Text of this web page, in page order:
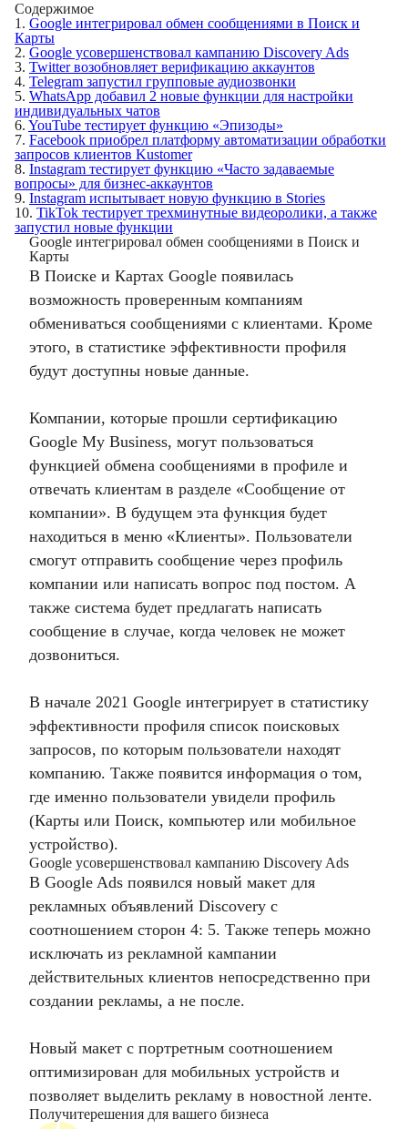
Содержимое
1. Google интегрировал обмен сообщениями в Поиск и
Карты
2. Google усовершенствовал кампанию Discovery Ads
3. Twitter возобновляет верификацию аккаунтов
4. Telegram запустил групповые аудиозвонки
5. WhatsApp добавил 2 новые функции для настройки
индивидуальных чатов
6. YouTube тестирует функцию «Эпизоды»
7. Facebook приобрел платформу автоматизации обработки
запросов клиентов Kustomer
8. Instagram тестирует функцию «Часто задаваемые
вопросы» для бизнес-аккаунтов
9. Instagram испытывает новую функцию в Stories
10. TikTok тестирует трехминутные видеоролики, а также
запустил новые функции
Google интегрировал обмен сообщениями в Поиск и
Карты
В Поиске и Картах Google появилась
возможность проверенным компаниям
обмениваться сообщениями с клиентами. Кроме
этого, в статистике эффективности профиля
будут доступны новые данные.
Компании, которые прошли сертификацию
Google My Business, могут пользоваться
функцией обмена сообщениями в профиле и
отвечать клиентам в разделе «Сообщение от
компании». В будущем эта функция будет
находиться в меню «Клиенты». Пользователи
смогут отправить сообщение через профиль
компании или написать вопрос под постом. А
также система будет предлагать написать
сообщение в случае, когда человек не может
дозвониться.
В начале 2021 Google интегрирует в статистику
эффективности профиля список поисковых
запросов, по которым пользователи находят
компанию. Также появится информация о том,
где именно пользователи увидели профиль
(Карты или Поиск, компьютер или мобильное
устройство).
Google усовершенствовал кампанию Discovery Ads
В Google Ads появился новый макет для
рекламных объявлений Discovery с
соотношением сторон 4: 5. Также теперь можно
исключать из рекламной кампании
действительных клиентов непосредственно при
создании рекламы, а не после.
Новый макет с портретным соотношением
оптимизирован для мобильных устройств и
позволяет выделить рекламу в новостной ленте.
Получитерешения для вашего бизнеса